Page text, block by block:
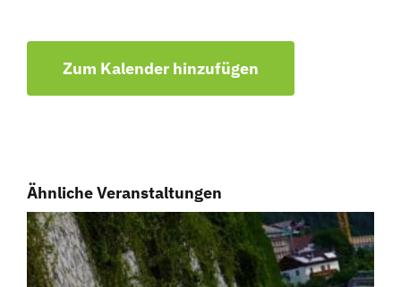
Zum Kalender hinzufügen
Ähnliche Veranstaltungen